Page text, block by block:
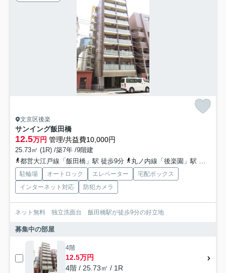
文京区後楽
サンイング飯田橋
12.5万円 管理/共益費10,000円
25.73㎡ (1R) /築7年 /9階建
都営大江戸線「飯田橋」駅 徒歩9分
丸ノ内線「後楽園」駅 徒歩9分
駐輪場 オートロック エレベーター
宅配ボックス
インターネット対応
防犯カメラ
ネット無料 独立洗面台 飯田橋駅が徒歩9分の好立地
募集中の部屋
4階
12.5万円
4階 / 25.73㎡ / 1R